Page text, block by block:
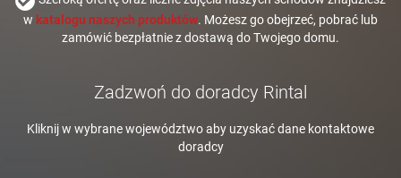
w katalogu naszych produktów. Możesz go obejrzeć, pobrać lub
zamówić bezpłatnie z dostawą do Twojego domu.
Zadzwoń do doradcy Rintal
Kliknij w wybrane województwo aby uzyskać dane kontaktowe
doradcy